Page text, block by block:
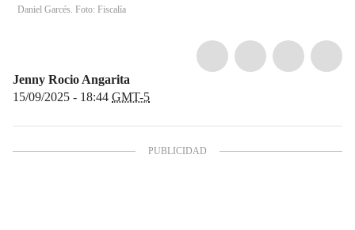
Daniel Garcés. Foto: Fiscalía
Jenny Rocio Angarita
15/09/2025 - 18:44 GMT-5